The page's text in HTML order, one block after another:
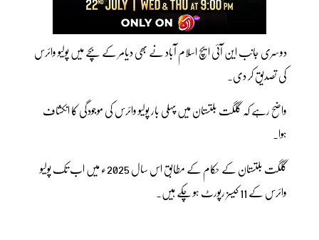
دوسری جانب این آئی ایچ اسلام آباد نے بھی دیامر کے بچے میں پولیو وائرس
کی تصدیق کر دی۔
واضح رہے کہ گلگت بلتستان میں پہلی بار پولیو وائرس کی موجودگی کا انکشاف
ہوا۔
گلگت بلتستان کے حکام کے مطابق اس سال 2025ء میں اب تک پولیو
وائرس کے 11 کیسز رپورٹ ہو چکے ہیں۔